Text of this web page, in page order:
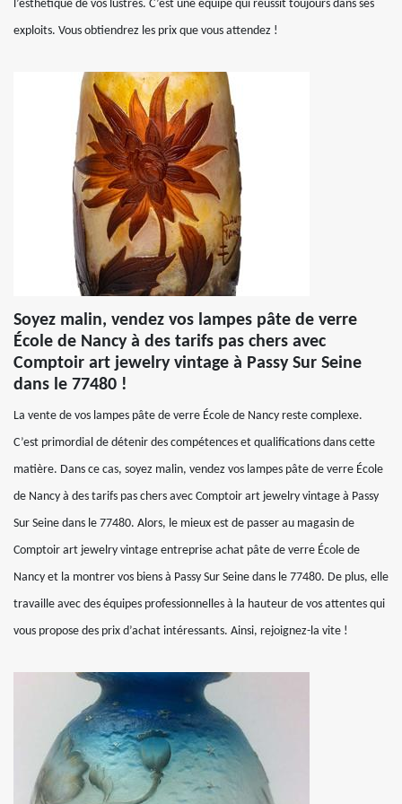
l’esthétique de vos lustres. C’est une équipe qui réussit toujours dans ses
exploits. Vous obtiendrez les prix que vous attendez !
Soyez malin, vendez vos lampes pâte de verre
École de Nancy à des tarifs pas chers avec
Comptoir art jewelry vintage à Passy Sur Seine
dans le 77480 !
La vente de vos lampes pâte de verre École de Nancy reste complexe.
C’est primordial de détenir des compétences et qualifications dans cette
matière. Dans ce cas, soyez malin, vendez vos lampes pâte de verre École
de Nancy à des tarifs pas chers avec Comptoir art jewelry vintage à Passy
Sur Seine dans le 77480. Alors, le mieux est de passer au magasin de
Comptoir art jewelry vintage entreprise achat pâte de verre École de
Nancy et la montrer vos biens à Passy Sur Seine dans le 77480. De plus, elle
travaille avec des équipes professionnelles à la hauteur de vos attentes qui
vous propose des prix d’achat intéressants. Ainsi, rejoignez-la vite !